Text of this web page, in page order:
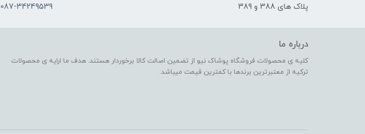
پلاک های 388 و 389
087-34249539 - 09187896559 - 09186686646
درباره ما
کلیه ی محصولات فروشگاه پوشاک نیو از تضمین اصالت کالا برخوردار هستند. هدف ما ارایه ی محصولات
ترکیه از معتبرترین برندها با کمترین قیمت میباشد.